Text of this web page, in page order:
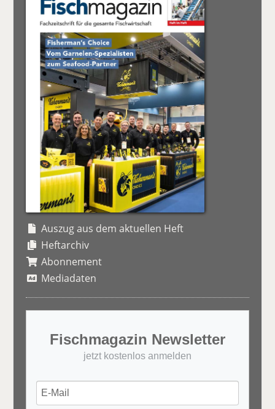
Auszug aus dem aktuellen Heft
Heftarchiv
Abonnement
Mediadaten
Fischmagazin Newsletter
jetzt kostenlos anmelden